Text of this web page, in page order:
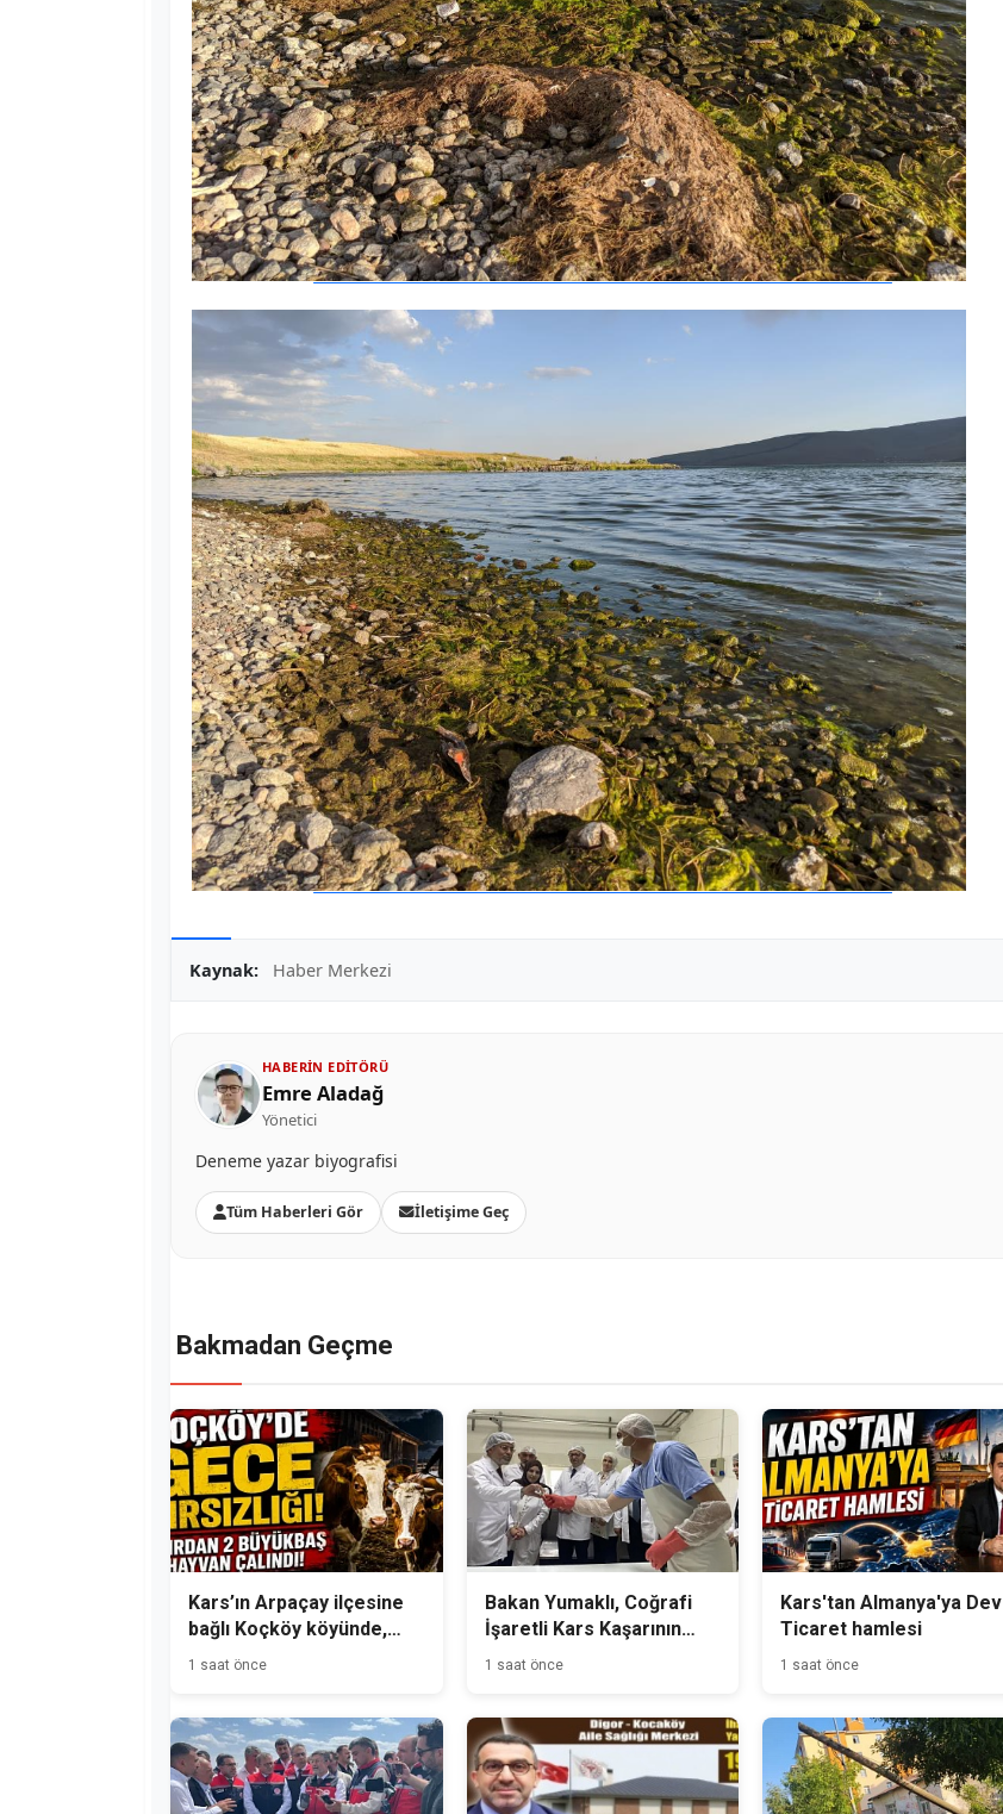
Kaynak: Haber Merkezi
HABERIN EDITÖRÜ
Emre Aladağ
Yönetici
Deneme yazar biyografisi
Tüm Haberleri Gör İletişime Geç
Bakmadan Geçme
Kars’ın Arpaçay ilçesine
bağlı Koçköy köyünde,
gece hırsızlık olayı
1 saat önce
Bakan Yumaklı, Coğrafi
İşaretli Kars Kaşarının
Üretimini Yerinde İnceledi
1 saat önce
Kars'tan Almanya'ya Dev
Ticaret hamlesi
1 saat önce